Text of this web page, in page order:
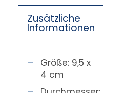
Zusätzliche
Informationen
Größe: 9,5 x
4 cm